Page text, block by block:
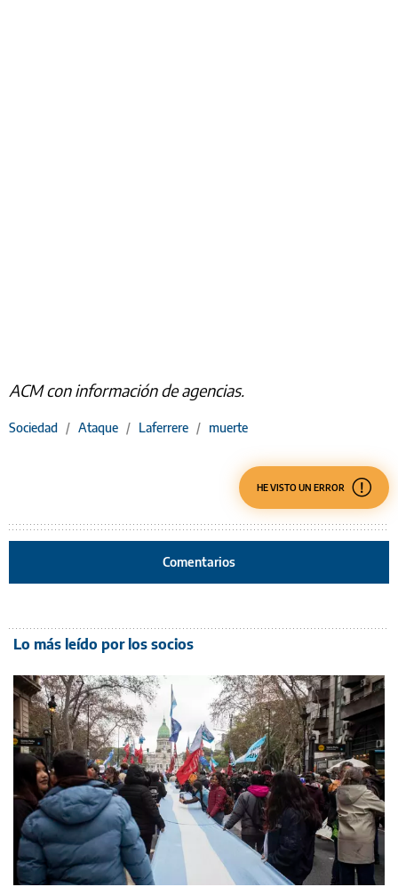
ACM con información de agencias.
Sociedad / Ataque / Laferrere / muerte
HE VISTO UN ERROR
Comentarios
Lo más leído por los socios